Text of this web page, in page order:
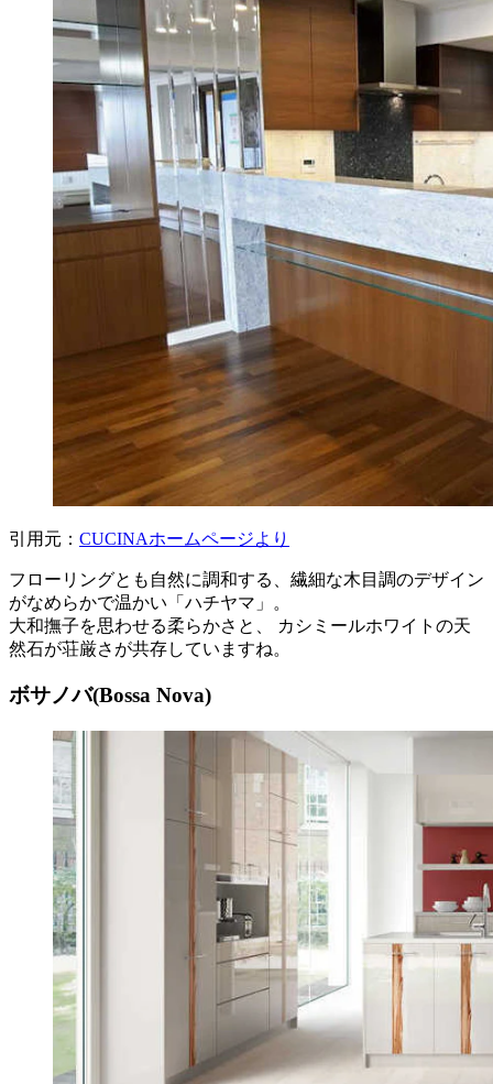
引用元： CUCINAホームページより
フローリングとも自然に調和する、繊細な木目調のデザイン
がなめらかで温かい「ハチヤマ」。
大和撫子を思わせる柔らかさと、 カシミールホワイトの天
然石が荘厳さが共存していますね。
ボサノバ(Bossa Nova)